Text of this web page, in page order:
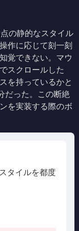
の静的なスタイル
作に応じて刻一刻
覚できない。マウ
スクロールした
を持っているかと
だった。この断絶
を実装する際のボ
タイルを都度